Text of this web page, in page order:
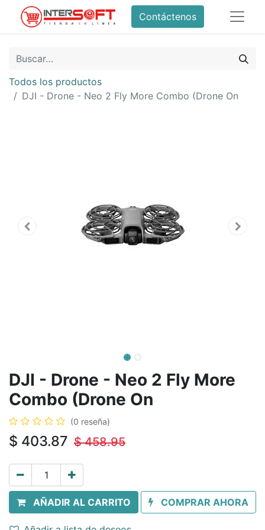
Contáctenos
Todos los productos
DJI - Drone - Neo 2 Fly More Combo (Drone On
DJI - Drone - Neo 2 Fly More
Combo (Drone On
(0 reseña)
$ 403.87 $458.95
AÑADIR AL CARRITO COMPRAR AHORA